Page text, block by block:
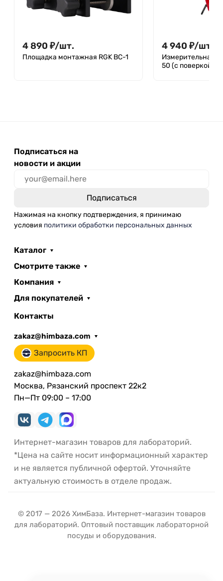
4 890 ₽/шт.
Площадка монтажная RGK BC-1
4 940 ₽/шт.
Измерительная
50 (с поверкой)
Подписаться на
новости и акции
Нажимая на кнопку подтверждения, я принимаю
условия политики обработки персональных данных
Каталог
Смотрите также
Компания
Для покупателей
Контакты
zakaz@himbaza.com
Запросить КП
zakaz@himbaza.com
Москва, Рязанский проспект 22к2
Пн—Пт 09:00 – 17:00
Интернет-магазин товаров для лабораторий.
*Цена на сайте носит информационный характер
и не является публичной офертой. Уточняйте
актуальную стоимость в отделе продаж.
© 2017 — 2026 ХимБаза. Интернет-магазин товаров
для лабораторий. Оптовый поставщик лабораторной
посуды и оборудования.